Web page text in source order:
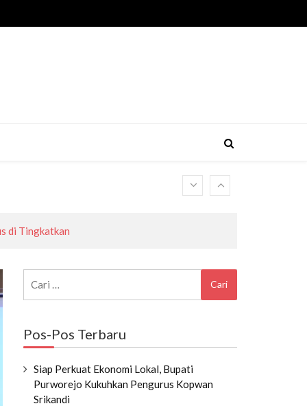
di Tingkatkan
untuk:
Pos-Pos Terbaru
Siap Perkuat Ekonomi Lokal, Bupati
Purworejo Kukuhkan Pengurus Kopwan
Srikandi